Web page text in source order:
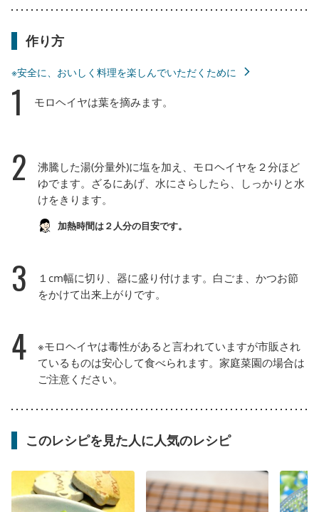
作り方
※安全に、おいしく料理を楽しんでいただくために
1 モロヘイヤは葉を摘みます。
2
沸騰した湯(分量外)に塩を加え、モロヘイヤを２分ほど
ゆでます。ざるにあげ、水にさらしたら、しっかりと水
けをきります。
加熱時間は２人分の目安です。
3
１cm幅に切り、器に盛り付けます。白ごま、かつお節
をかけて出来上がりです。
4
※モロヘイヤは毒性があると言われていますが市販され
ているものは安心して食べられます。家庭菜園の場合は
ご注意ください。
このレシピを見た人に人気のレシピ